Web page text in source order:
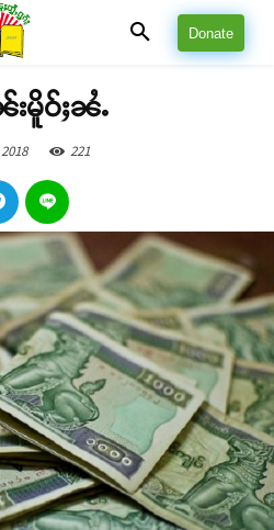
Donate
မိူဝ်ႈၼႆႉ
221